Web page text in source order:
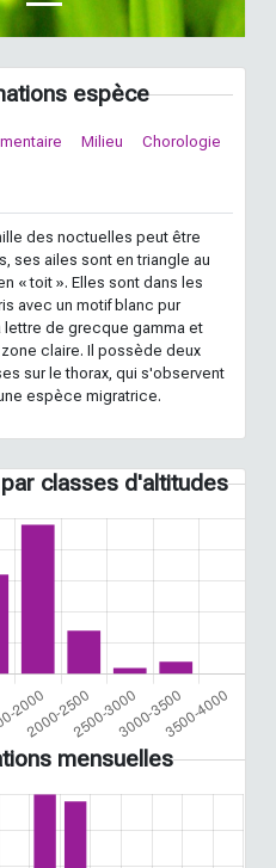
espèce
Milieu Chorologie
des noctuelles peut être
ses ailes sont en triangle au
« toit ». Elles sont dans les
avec un motif blanc pur
lettre de grecque gamma et
claire. Il possède deux
sur le thorax, qui s'observent
espèce migratrice.
classes d'altitudes
mensuelles